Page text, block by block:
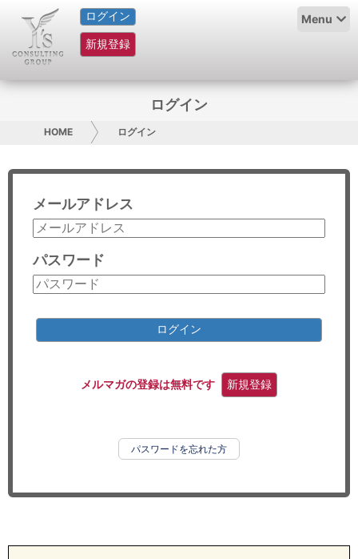
ログイン
新規登録
Menu
HOME
サービス紹介
グループ概要
採用情報
お問い合わせ
コンサルティング
リサーチ
ログイン
HOME ログイン
メールアドレス
パスワード
ログイン
メルマガの登録は無料です 新規登録
パスワードを忘れた方